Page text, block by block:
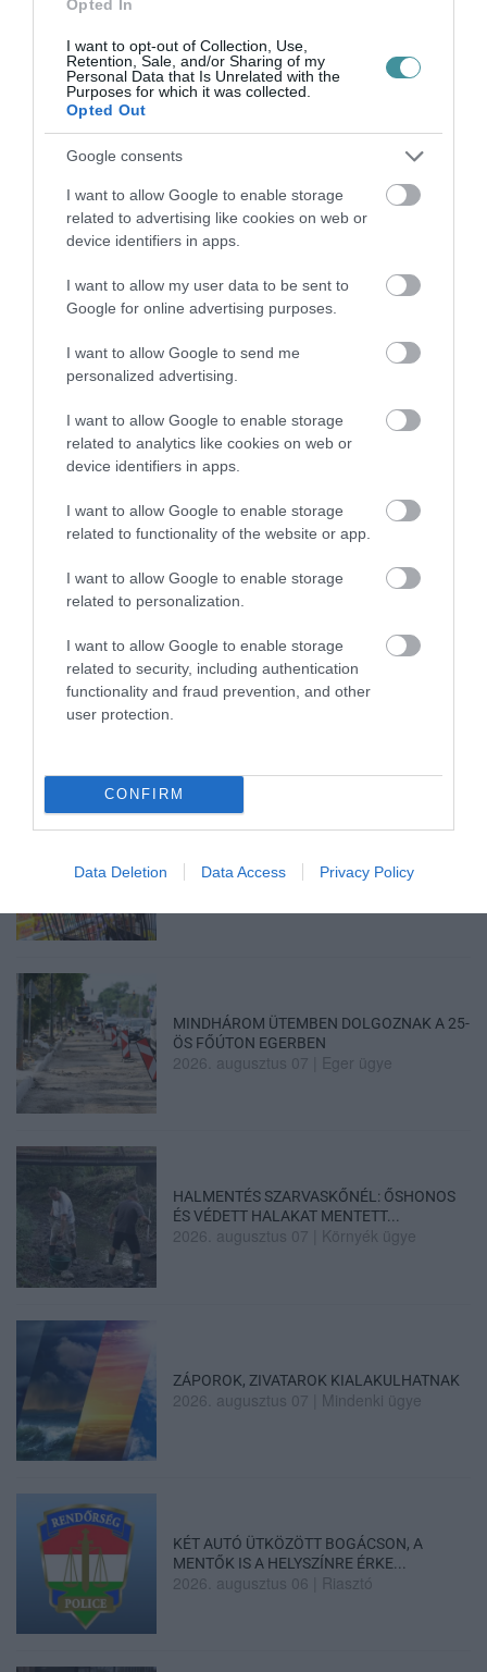
Opted In
I want to opt-out of Collection, Use,
Retention, Sale, and/or Sharing of my
Personal Data that Is Unrelated with the
Purposes for which it was collected.
Opted Out
Google consents
I want to allow Google to enable storage
related to advertising like cookies on web or
device identifiers in apps.
I want to allow my user data to be sent to
Google for online advertising purposes.
I want to allow Google to send me
personalized advertising.
I want to allow Google to enable storage
related to analytics like cookies on web or
device identifiers in apps.
I want to allow Google to enable storage
related to functionality of the website or app.
I want to allow Google to enable storage
related to personalization.
I want to allow Google to enable storage
related to security, including authentication
functionality and fraud prevention, and other
user protection.
CONFIRM
Data Deletion Data Access Privacy Policy
TATA ELBŰVÖLŐ LÁTVÁNYOSSÁGAI,
2026. augusztus 08|Promóció
TELJESEN ÚJRAINDUL A P...
2026. augusztus 07 Mindenki ügye
TANULJ NÉMETÜL OTTHONRÓL: A
DIGITÁLIS TANULÁS ELŐNYEI
2026. augusztus 07|Promóció
ÚJRAINDULNAK A KORÁBBAN
LEÁLLÍTOTT SZOLGÁLTATÁSOK AZ EGRI...
INFLÁCIÓ MAGYARORSZÁGON
MINDHÁROM ÜTEMBEN DOLGOZNAK A 25-
ÖS FŐÚTON EGERBEN
2026. augusztus 07 Eger ügye
HALMENTÉS SZARVASKŐNÉL: ŐSHONOS
ÉS VÉDETT HALAKAT MENTETT...
2026. augusztus 07 Környék ügye
ZÁPOROK, ZIVATAROK KIALAKULHATNAK
2026. augusztus 07 Mindenki ügye
KÉT AUTÓ ÜTKÖZÖTT BOGÁCSON, A
MENTŐK IS A HELYSZÍNRE ÉRKE...
2026. augusztus 06 Riasztó